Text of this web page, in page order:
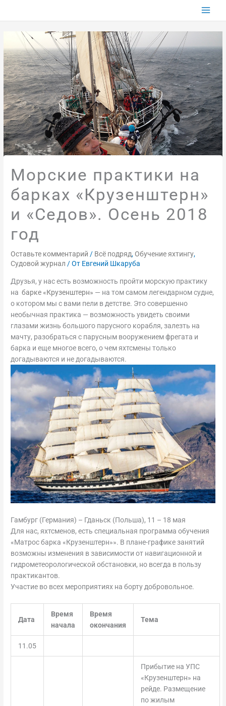
Морские практики на
барках «Крузенштерн»
и «Седов». Осень 2018
год
Оставьте комментарий / Всё подряд, Обучение яхтингу,
Судовой журнал / От Евгений Шкаруба
Друзья, у нас есть возможность пройти морскую практику
набарке «Крузенштерн» — на том самом легендарном судне,
о котором мы с вами пели в детстве. Это совершенно
необычная практика — возможность увидеть своими
глазами жизнь большого парусного корабля, залезть на
мачту, разобраться с парусным вооружением фрегата и
барка и еще многое всего, о чем яхтсмены только
догадываются и не догадываются.
Гамбург (Германия) – Гданьск (Польша), 11 – 18 мая
Для нас, яхтсменов, есть специальная программа обучения
«Матрос барка «Крузенштерн»». В плане-графике занятий
возможны изменения в зависимости от навигационной и
гидрометеорологической обстановки, но всегда в пользу
практикантов.
Участие во всех мероприятиях на борту добровольное.
Дата
Время
начала
Время
окончания
Тема
11.05
Прибытие на УПС
«Крузенштерн» на
рейде. Размещение
по жилым